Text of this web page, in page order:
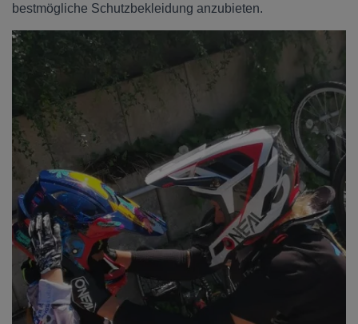
bestmögliche Schutzbekleidung anzubieten.